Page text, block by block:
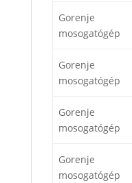
Gorenje
mosogatógép
Gorenje
mosogatógép
Gorenje
mosogatógép
Gorenje
mosogatógép